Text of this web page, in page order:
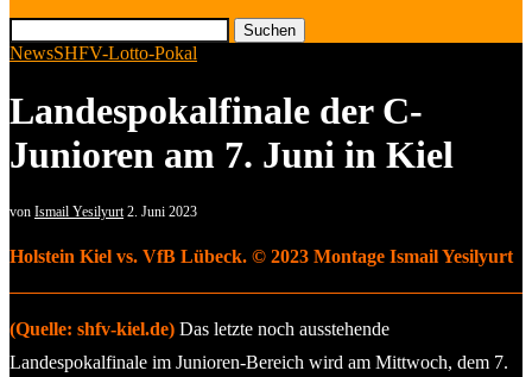
Suchen
NewsSHFV-Lotto-Pokal
Landespokalfinale der C-
Junioren am 7. Juni in Kiel
von Ismail Yesilyurt 2. Juni 2023
Holstein Kiel vs. VfB Lübeck. © 2023 Montage Ismail Yesilyurt
(Quelle: shfv-kiel.de) Das letzte noch ausstehende
Landespokalfinale im Junioren-Bereich wird am Mittwoch, dem 7.